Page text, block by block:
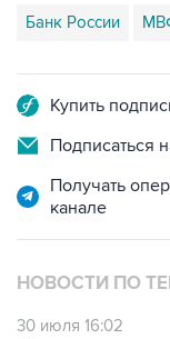
Банк России
Купить
Подписаться
Получать
канале
НОВОСТИ ПО
30 июля 16:02